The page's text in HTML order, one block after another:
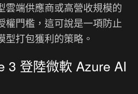
雲端供應商或高營收規模的
權門檻，這可說是一項防止
型打包獲利的策略。
3 登陸微軟 Azure AI